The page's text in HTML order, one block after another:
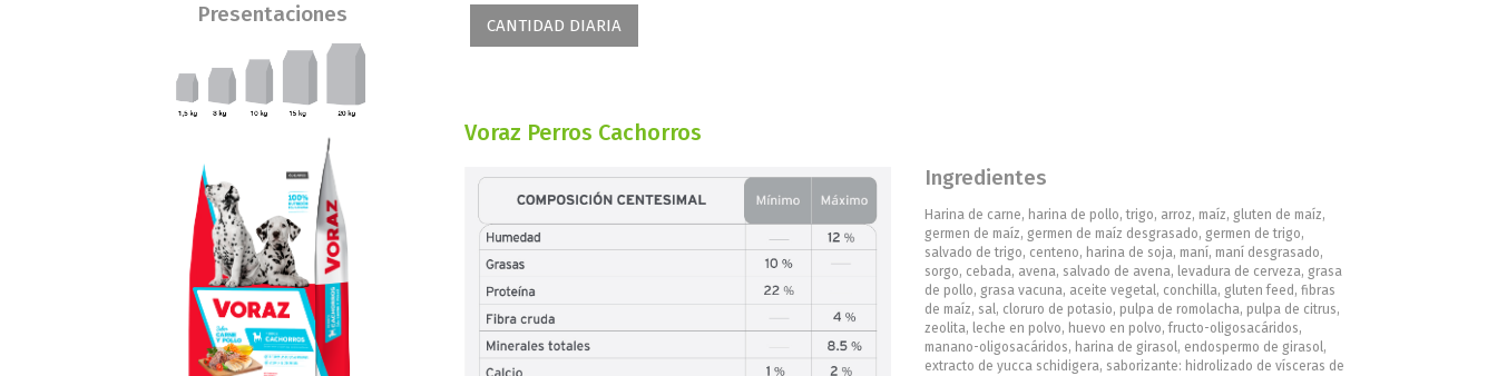
Presentaciones CANTIDAD DIARIA
Voraz Perros Cachorros
Ingredientes
Harina de carne, harina de pollo, trigo, arroz, maíz, gluten de maíz,
germen de maíz, germen de maíz desgrasado, germen de trigo,
salvado de trigo, centeno, harina de soja, maní, maní desgrasado,
sorgo, cebada, avena, salvado de avena, levadura de cerveza, grasa
de pollo, grasa vacuna, aceite vegetal, conchilla, gluten feed, fibras
de maíz, sal, cloruro de potasio, pulpa de romolacha, pulpa de citrus,
zeolita, leche en polvo, huevo en polvo, fructo-oligosacáridos,
manano-oligosacáridos, harina de girasol, endospermo de girasol,
extracto de yucca schidigera, saborizante: hidrolizado de vísceras de